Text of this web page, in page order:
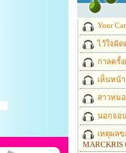
Your
ไว้ใจผิ
กาลครั้ง
เห็นหน้
สาวหม
นอกจอ
เหตุผล
MARCKRIS